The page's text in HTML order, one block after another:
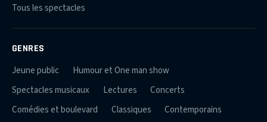
Tous les spectacles
GENRES
Jeune public
Humour et One man show
Spectacles musicaux
Lectures
Concerts
Comédies et boulevard
Classiques
Contemporains